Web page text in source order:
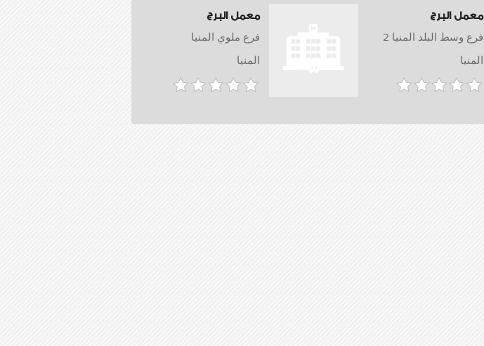
معمل البرج
فرع ملوي المنيا
المنيا
معمل البرج
فرع وسط البلد المنيا 2
المنيا